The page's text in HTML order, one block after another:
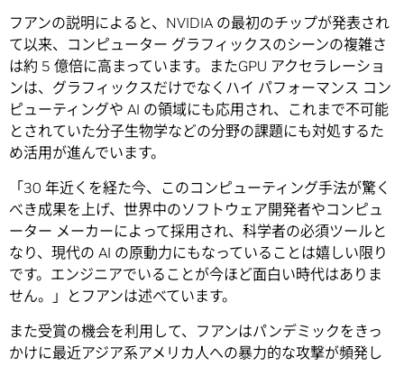
フアンの説明によると、NVIDIA の最初のチップが発表され
て以来、コンピューター グラフィックスのシーンの複雑さ
は約 5 億倍に高まっています。またGPU アクセラレーショ
ンは、グラフィックスだけでなくハイ パフォーマンス コン
ピューティングや AI の領域にも応用され、これまで不可能
とされていた分子生物学などの分野の課題にも対処するた
め活用が進んでいます。
「30 年近くを経た今、このコンピューティング手法が驚く
べき成果を上げ、世界中のソフトウェア開発者やコンピュ
ーター メーカーによって採用され、科学者の必須ツールと
なり、現代の AI の原動力にもなっていることは嬉しい限り
です。エンジニアでいることが今ほど面白い時代はありま
せん。」とフアンは述べています。
また受賞の機会を利用して、フアンはパンデミックをきっ
かけに最近アジア系アメリカ人への暴力的な攻撃が頻発し